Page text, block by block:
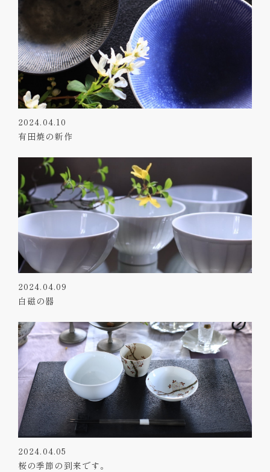
2024.04.10
有田焼の新作
2024.04.09
白磁の器
2024.04.05
桜の季節の到来です。